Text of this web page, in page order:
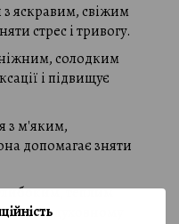
з яскравим, свіжим
стрес і тривогу.
ніжним, солодким
і підвищує
з м'яким,
допомагає зняти
теплим
та духовному